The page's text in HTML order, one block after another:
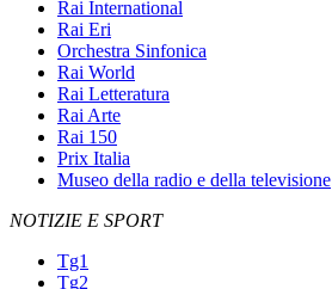
Rai International
Rai Eri
Orchestra Sinfonica
Rai World
Rai Letteratura
Rai Arte
Rai 150
Prix Italia
Museo della radio e della televisione
NOTIZIE E SPORT
Tg1
Tg2